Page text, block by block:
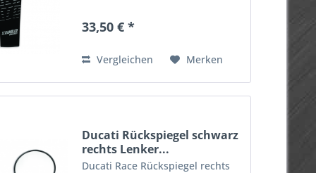
aufgeklebt und kann vor kratzer
33,50 € *
Vergleichen Merken
Ducati Rückspiegel schwarz
rechts Lenker...
Ducati Race Rückspiegel rechts